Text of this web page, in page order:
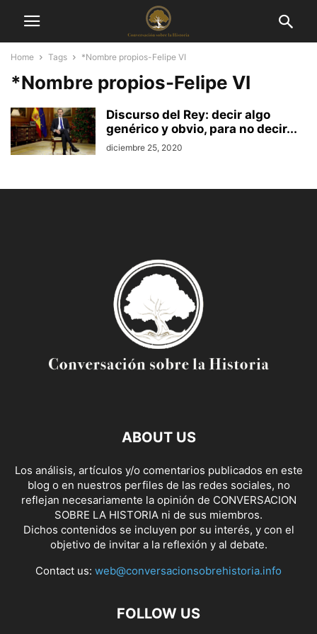
Home Tags *Nombre propios-Felipe VI
*Nombre propios-Felipe VI
Discurso del Rey: decir algo
genérico y obvio, para no decir...
diciembre 25, 2020
ABOUT US
Los análisis, artículos y/o comentarios publicados en este
blog o en nuestros perfiles de las redes sociales, no
reflejan necesariamente la opinión de CONVERSACION
SOBRE LA HISTORIA ni de sus miembros.
Dichos contenidos se incluyen por su interés, y con el
objetivo de invitar a la reflexión y al debate.
Contact us: web@conversacionsobrehistoria.info
FOLLOW US